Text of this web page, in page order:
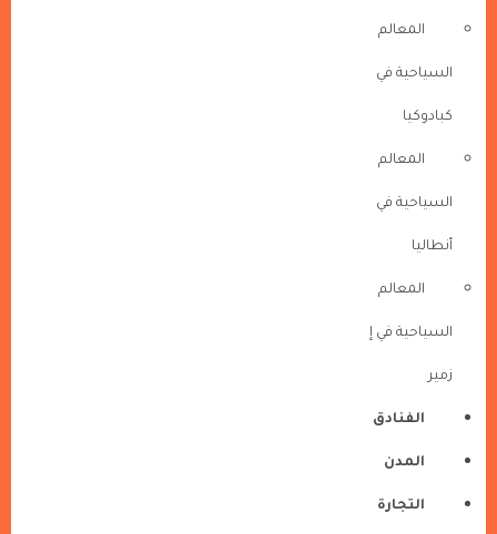
المعالم
السياحية في
كبادوكيا
المعالم
السياحية في
أنطاليا
المعالم
السياحية في إ
زمير
الفنادق
المدن
التجارة